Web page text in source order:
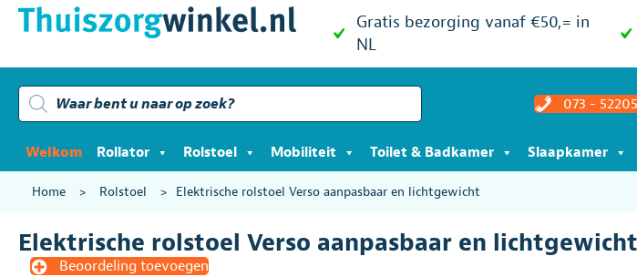
Gratis bezorging vanaf €50,= in
NL
Producten
zoeken
073 -
Welkom Rollator Rolstoel Mobiliteit Toilet & Badkamer Slaapkamer
Home > Rolstoel > Elektrische rolstoel Verso aanpasbaar en lichtgewicht
Elektrische rolstoel Verso aanpasbaar en lichtgewicht
Beoordeling toevoegen